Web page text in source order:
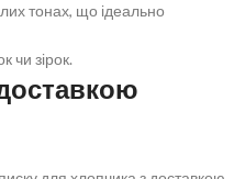
тонах, що ідеально
чи зірок.